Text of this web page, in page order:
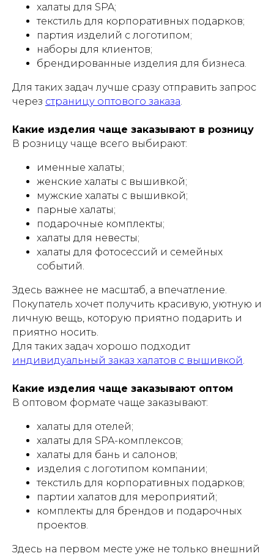
халаты для SPA;
текстиль для корпоративных подарков;
партия изделий с логотипом;
наборы для клиентов;
брендированные изделия для бизнеса.
Для таких задач лучше сразу отправить запрос
через страницу оптового заказа
Какие изделия чаще заказывают в розницу
В розницу чаще всего выбирают:
именные халаты;
женские халаты с вышивкой;
мужские халаты с вышивкой;
парные халаты;
подарочные комплекты;
халаты для невесты;
халаты для фотосессий и семейных
событий.
Здесь важнее не масштаб, а впечатление.
Покупатель хочет получить красивую, уютную и
личную вещь, которую приятно подарить и
приятно носить.
Для таких задач хорошо подходит
индивидуальный заказ халатов с вышивкой
Какие изделия чаще заказывают оптом
В оптовом формате чаще заказывают:
халаты для отелей;
халаты для SPA-комплексов;
халаты для бань и салонов;
изделия с логотипом компании;
текстиль для корпоративных подарков;
партии халатов для мероприятий;
комплекты для брендов и подарочных
проектов.
Здесь на первом месте уже не только внешний